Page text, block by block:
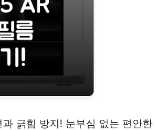
긁힘 방지! 눈부심 없는 편안한